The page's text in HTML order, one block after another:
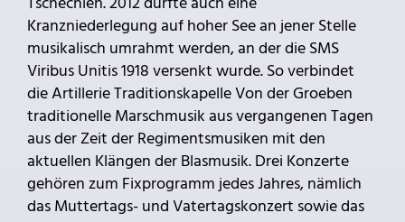
Kranzniederlegung auf hoher See an jener Stelle
musikalisch umrahmt werden, an der die SMS
Viribus Unitis 1918 versenkt wurde. So verbindet
die Artillerie Traditionskapelle Von der Groeben
traditionelle Marschmusik aus vergangenen Tagen
aus der Zeit der Regimentsmusiken mit den
aktuellen Klängen der Blasmusik. Drei Konzerte
gehören zum Fixprogramm jedes Jahres, nämlich
das Muttertags- und Vatertagskonzert sowie das